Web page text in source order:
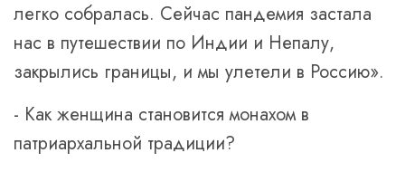
легко собралась. Сейчас пандемия застала
нас в путешествии по Индии и Непалу,
закрылись границы, и мы улетели в Россию».
- Как женщина становится монахом в
патриархальной традиции?